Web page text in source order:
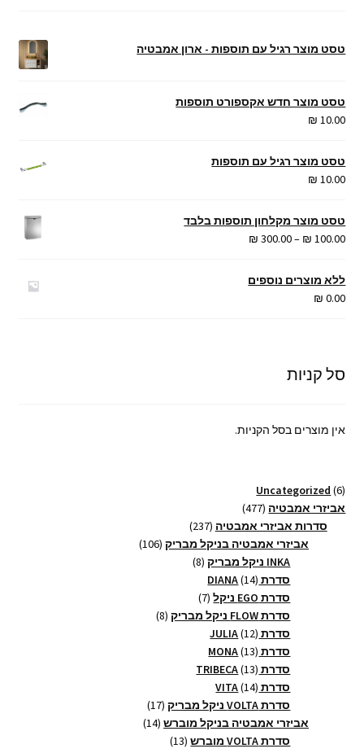
טסט מוצר רגיל עם תוספות - ארון אמבטיה
טסט מוצר חדש אקספורט תוספות
₪ 10.00
טסט מוצר רגיל עם תוספות
₪ 10.00
טסט מוצר מקלחון תוספות בלבד
₪ 100.00
–
₪ 300.00
טווח
ללא מוצרים נוספים
₪ 0.00
סל קניות
אין מוצרים בסל הקניות.
Uncategorized 6
6
מוצרים
אביזרי אמבטיה 477
477
מוצרים
סדרות אביזרי אמבטיה 237
237
מוצרים
אביזרי אמבטיה בניקל מבריק 106
106
INKA ניקל מבריק 8
8
סדרת DIANA 14
14
מוצרים סדרת EGO ניקל 7
7
מוצרים
סדרת FLOW ניקל מבריק 8
8
סדרת JULIA 12
12
מוצרים סדרת MONA 13
13
מוצרים סדרת TRIBECA 13
13
מוצרים סדרת VITA 14
14
מוצרים סדרת VOLTA ניקל מבריק 17
17
מוצרים
אביזרי אמבטיה בניקל מוברש 14
14
סדרת VOLTA מוברש 13
13